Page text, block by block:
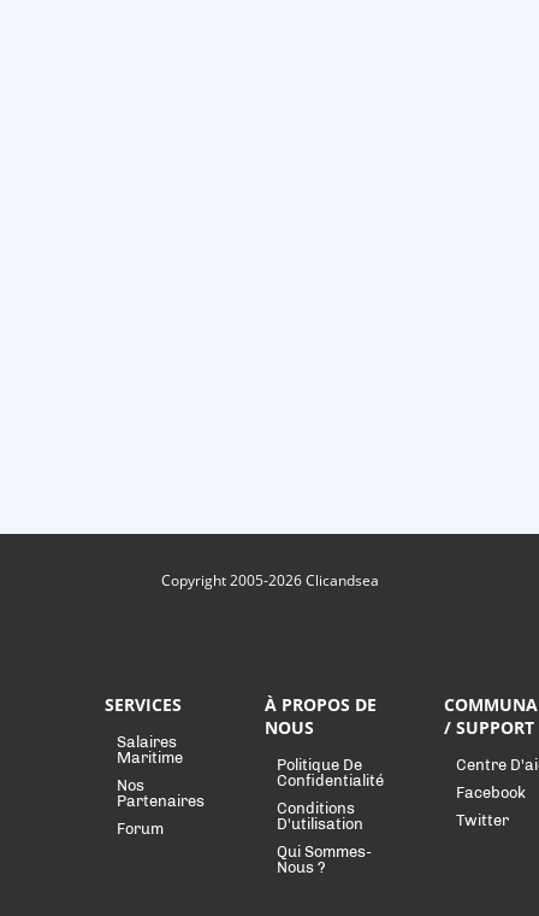
Copyright 2005-2026 Clicandsea
SERVICES
Salaires
Maritime
Nos
Partenaires
Forum
À PROPOS DE
NOUS
Politique De
Confidentialité
Conditions
D'utilisation
Qui Sommes-
Nous ?
/ SUPPORT
Centre
Facebook
Twitter